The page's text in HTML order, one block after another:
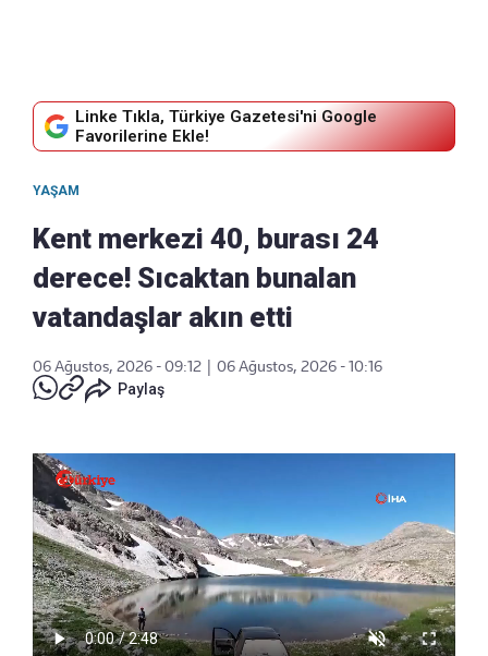
Linke Tıkla, Türkiye Gazetesi'ni Google
Favorilerine Ekle!
YAŞAM
Kent merkezi 40, burası 24
derece! Sıcaktan bunalan
vatandaşlar akın etti
06 Ağustos, 2026 - 09:12
06 Ağustos, 2026 - 10:16
Paylaş